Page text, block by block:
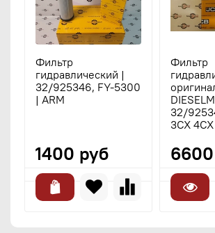
Фильтр
гидравлический |
32/925346, FY-5300
| ARM
1400 руб
Фильтр
32/
3CX 4CX